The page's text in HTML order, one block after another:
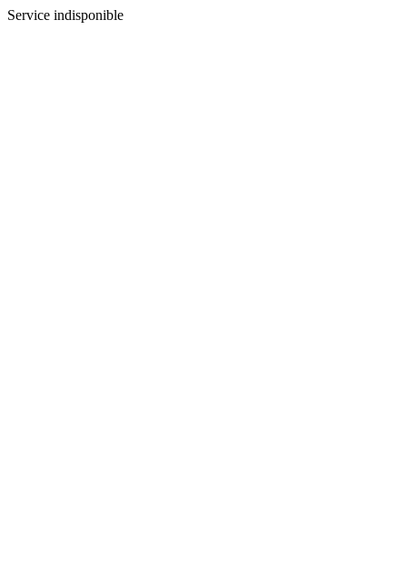
Service indisponible